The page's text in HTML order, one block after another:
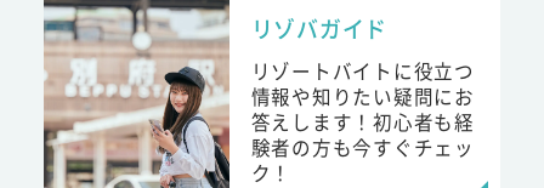
リゾバガイド
リゾートバイトに役立つ
情報や知りたい疑問にお
答えします！初心者も経
験者の方も今すぐチェッ
ク！